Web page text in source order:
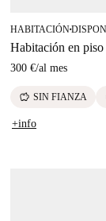
HABITACIÓN■
Habitación en
300 €/al mes
savings SIN FIANZA
+info